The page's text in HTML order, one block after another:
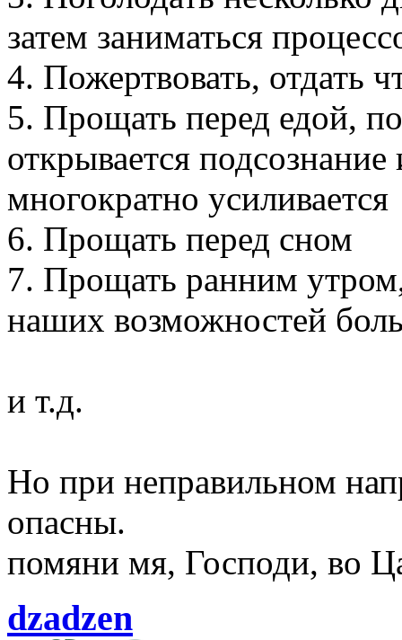
затем заниматься
4. Пожертвовать, отдать
5. Прощать перед едой,
открывается
многократно усиливается
6. Прощать перед сном
7. Прощать ранним
наших возможностей
и т.д.
Но при неправильном
опасны.
помяни мя, Господи, во
dzadzen